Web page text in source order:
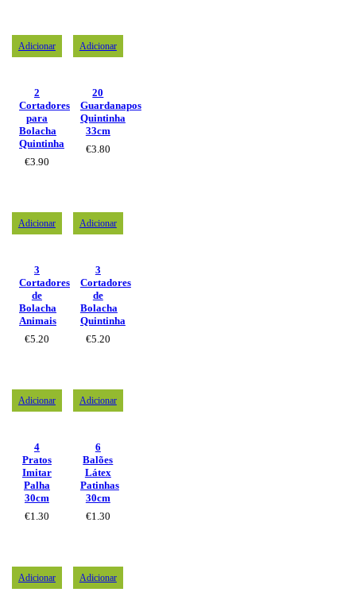
Adicionar
2
Cortadores
para
Bolacha
Quintinha
€3.90
Adicionar
20
Guardanapos
Quintinha
33cm
€3.80
Adicionar
3
Cortadores
de
Bolacha
Animais
€5.20
Adicionar
3
Cortadores
de
Bolacha
Quintinha
€5.20
Adicionar
4
Pratos
Imitar
Palha
30cm
€1.30
Adicionar
6
Balões
Látex
Patinhas
30cm
€1.30
Adicionar Adicionar